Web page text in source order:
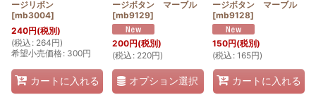
ージリボン
[mb3004]
240円(税別)
(税込 : 264円)
希望小売価格: 300円
カートに入れる
ージボタン マーブル
[mb9129]
200円(税別)
(税込 : 220円)
オプション選択
ージボタン マーブル
[mb9128]
150円(税別)
(税込 : 165円)
カートに入れる